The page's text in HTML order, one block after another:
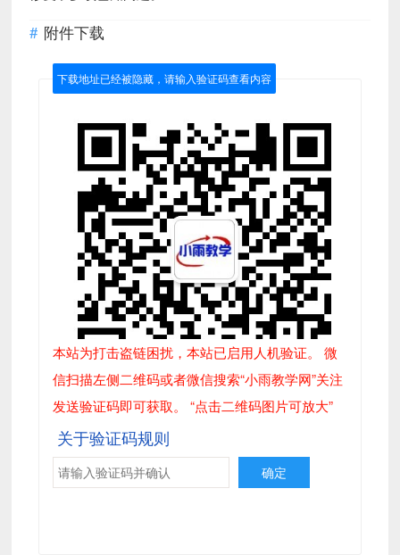
附件下载
下载地址已经被隐藏，请输入验证码查看内容
本站为打击盗链困扰，本站已启用人机验证。 微
信扫描左侧二维码或者微信搜索“小雨教学网”关注
发送验证码即可获取。 “点击二维码图片可放大”
关于验证码规则